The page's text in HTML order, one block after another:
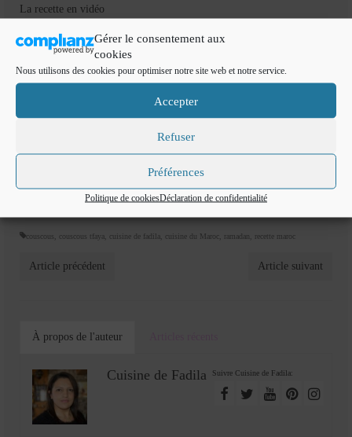
Gérer le consentement aux
cookies
Nous utilisons des cookies pour optimiser notre site web et notre service.
Accepter
Refuser
Préférences
Politique de cookiesDéclaration de confidentialité
La recette en vidéo
Couscous,Tfaya,couscous tfaya,Maroc,Maghreb,cuisine en vidéo,
cuisine du maghreb,
couscous couscous tfaya cuisine de fadila cuisine du Maroc ramadan recette maroc
Article précédent Article suivant
À propos de l'auteur
Suivre Cuisine de Fadila:
Cuisine de Fadila